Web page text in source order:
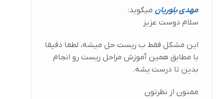
مهدی بلوریان میگوید:
سلام دوست عزیز
این مشکل فقط ب ریست حل میشه، لطفا دقیقا
با مطابق همین آموزش مراحل ریست رو انجام
بدین تا درست یشه.
ممنون از نظرتون